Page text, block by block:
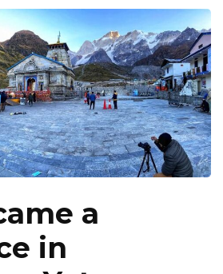
a
in